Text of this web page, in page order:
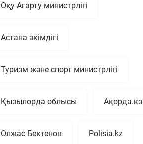
Оқу-Ағарту министрлігі
Астана әкімдігі
Туризм және спорт министрлігі
Қызылорда облысы Ақорда.кз
Олжас Бектенов Polisia.kz